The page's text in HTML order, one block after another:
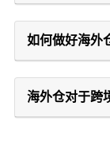
如何做好海外
海外仓对于跨